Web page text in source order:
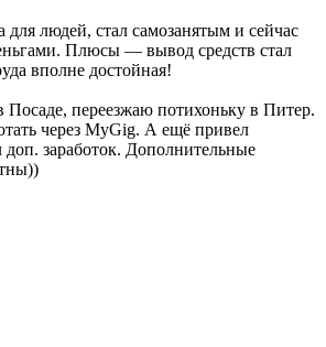
для людей, стал самозанятым и сейчас
Плюсы — вывод средств стал
вполне достойная!
переезжаю потихоньку в Питер.
через MyGig. А ещё привел
заработок. Дополнительные